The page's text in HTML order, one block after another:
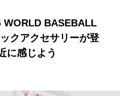
BASEBALL
クアクセサリーが登
に感じよう